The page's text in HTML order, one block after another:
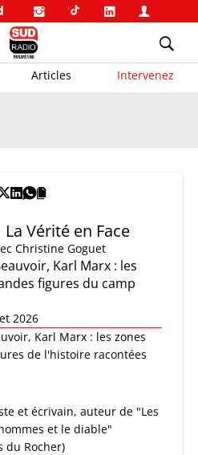
Articles Intervenez
Vérité en Face
Christine Goguet
Karl Marx : les
figures du camp
2026
Karl Marx : les zones
de l'histoire racontées
et écrivain, auteur de "Les
et le diable"
du Rocher)